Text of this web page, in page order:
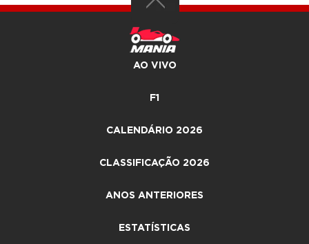
AO VIVO
F1
CALENDÁRIO 2026
CLASSIFICAÇÃO 2026
ANOS ANTERIORES
ESTATÍSTICAS